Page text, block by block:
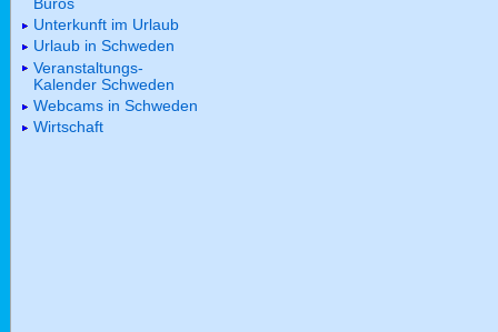
Unterkunft im Urlaub
Urlaub in Schweden
Veranstaltungs-
Kalender Schweden
Webcams in Schweden
Wirtschaft